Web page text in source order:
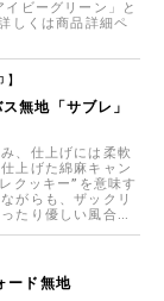
ビーグリーン」と
しくは商品詳細ペ
無地「サブレ」
、仕上げには柔軟
上げた綿麻キャン
クッキー”を意味す
がらも、ザックリ
たり優しい風合い
ード無地